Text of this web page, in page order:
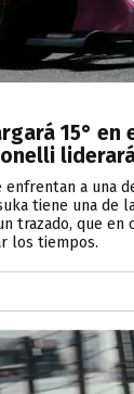
15° en
a una
tiene una de
trazado, que en
los tiempos.